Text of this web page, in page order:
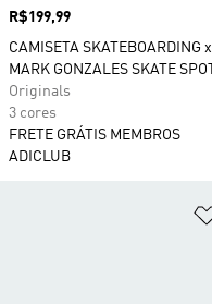
Preço
R$199,99
CAMISETA SKATEBOARDING x
MARK GONZALES SKATE SPOT
Originals
3 cores
FRETE GRÁTIS MEMBROS
ADICLUB